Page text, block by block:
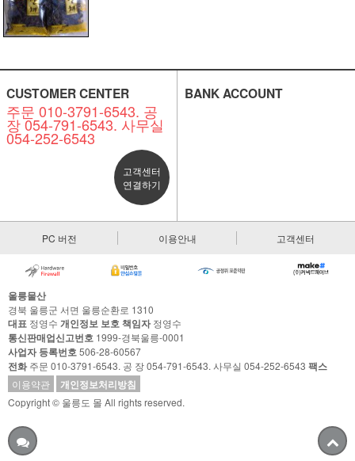
CUSTOMER CENTER
주문 010-3791-6543. 공
장 054-791-6543. 사무실
054-252-6543
고객센터
연결하기
BANK ACCOUNT
PC 버전 이용안내 고객센터
울릉물산
경북 울릉군 서면 울릉순환로 1310
대표 정영수 개인정보 보호 책임자정영수
통신판매업신고번호 1999-경북울릉-0001
사업자 등록번호506-28-60567
전화주문 010-3791-6543. 공 장 054-791-6543. 사무실 054-252-6543 팩스
이용약관 개인정보처리방침
Copyright © 울릉도 몰 All rights reserved.